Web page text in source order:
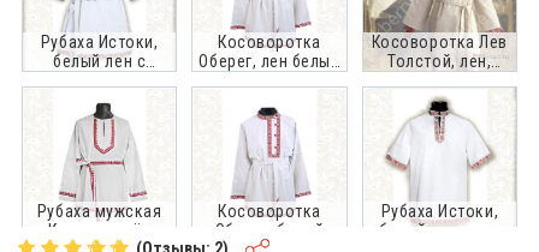
Рубаха Истоки,
белый лен с
Косоворотка
Оберег, лен белый
Косоворотка Лев
Толстой, лен,
Рубаха мужская
Колосок, лён
Косоворотка
Оберег, белый
Рубаха Истоки,
белый хлопок с